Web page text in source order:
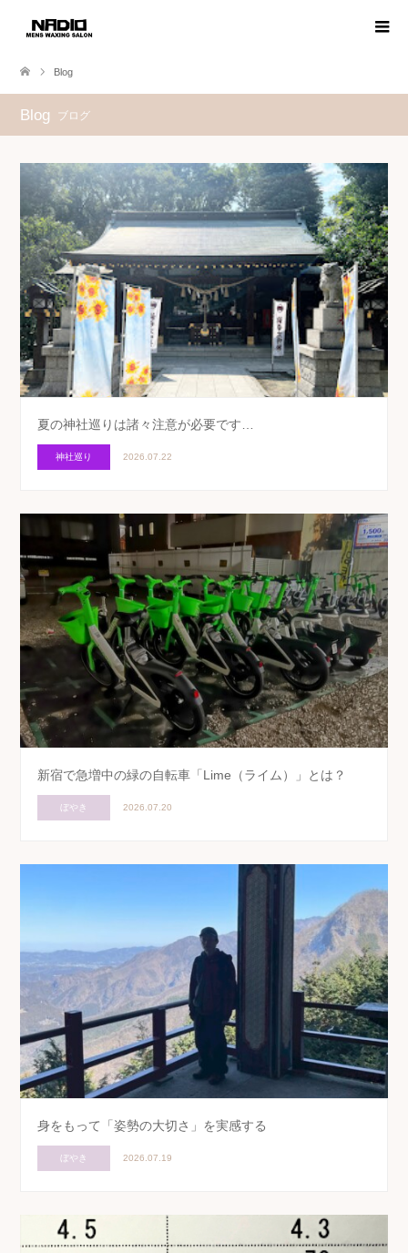
Blog
Blog ブログ
夏の神社巡りは諸々注意が必要です…
神社巡り 2026.07.22
新宿で急増中の緑の自転車「Lime（ライム）」とは？
ぼやき 2026.07.20
身をもって「姿勢の大切さ」を実感する
ぼやき 2026.07.19